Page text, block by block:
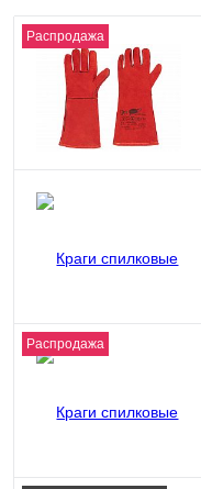
Распродажа
Распродажа